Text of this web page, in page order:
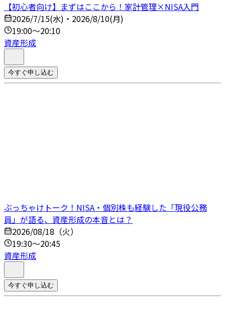
【初心者向け】まずはここから！家計管理×NISA入門
2026/7/15(水)・2026/8/10(月)
19:00～20:10
資産形成
今すぐ申し込む
ぶっちゃけトーク！NISA・個別株も経験した「現役公務
員」が語る、資産形成の本音とは？
2026/08/18（火）
19:30～20:45
資産形成
今すぐ申し込む